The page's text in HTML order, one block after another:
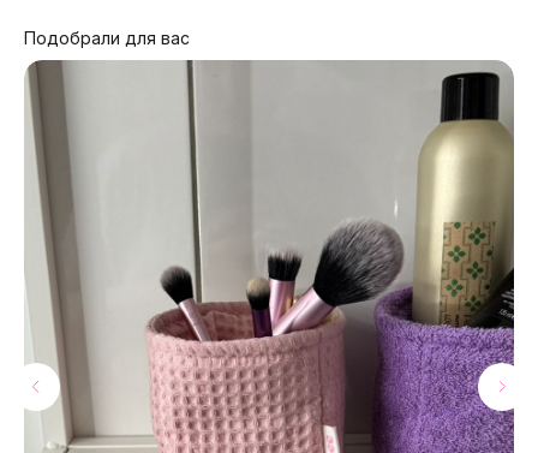
Подобрали для вас
МАГАЗИНЫ
Потрогать, примерить,
ВЛЮБИТЬСЯ И КУПИТЬ
наш бренд вы можете по адресу